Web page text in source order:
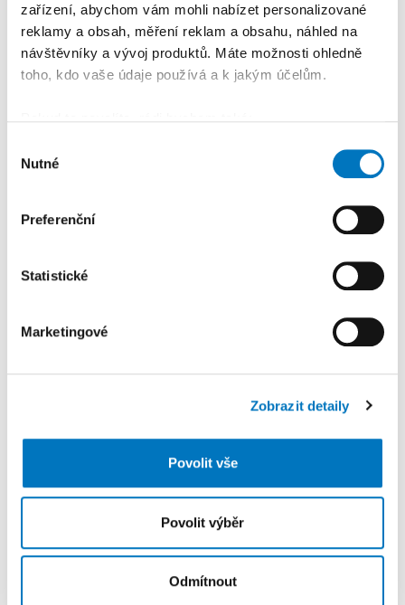
zařízení, abychom vám mohli nabízet personalizované
reklamy a obsah, měření reklam a obsahu, náhled na
návštěvníky a vývoj produktů. Máte možnosti ohledně
toho, kdo vaše údaje používá a k jakým účelům.
poloze, které mohou být přesné na několik metrů
skenování pro konkrétní charakteristiky (otisk prstu)
Zjistěte více o tom, jak zpracováváme vaše osobní
Svůj souhlas můžete kdykoliv změnit nebo odvolat v
K personalizaci obsahu a reklam, poskytování funkcí
sdílíme se svými partnery pro sociální média, inzerci a
získali v důsledku toho, že používáte jejich služby.
souhlasu
Nutné
Preferenční
Statistické
Marketingové
Zobrazit detaily
Povolit vše
Povolit výběr
Odmítnout
14. 08.